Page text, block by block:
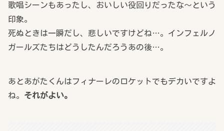
歌唱シーンもあったし、おいしい役回りだったな～という
印象。
死ぬときは一瞬だし、悲しいですけどね…。インフェルノ
ガールズたちはどうしたんだろうあの後…。
あとあがたくんはフィナーレのロケットでもデカいですよ
ね。 それがよい。